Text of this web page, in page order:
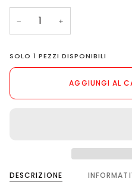
NON
DISPONIBILE
− +
SOLO1 PEZZI DISPONIBILI
AGGIUNGI AL
DESCRIZIONE